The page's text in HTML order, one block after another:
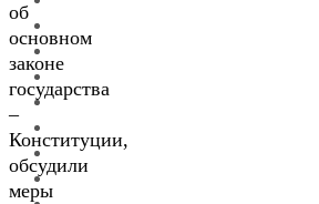
об
основном
законе
государства
–
Конституции,
обсудили
меры